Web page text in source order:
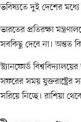
ভবিষ্যতে দুই দেশের মধ্যে
ভারতের প্রতিরক্ষা
সবকিছু দেবে না। অন্তত
স্ট্যানফোর্ড
সফরের সময় যুক্তরাষ্ট্রের
সরিয়ে নিচ্ছে। রাশিয়া